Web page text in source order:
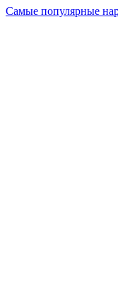
Самые популярные